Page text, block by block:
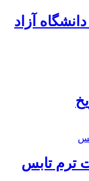
آزاد
ترم تابس